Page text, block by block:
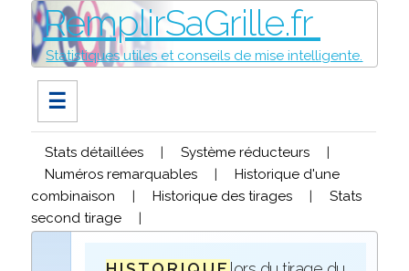
RemplirSaGrille.fr
Statistiques utiles et conseils de mise intelligente.
☰
Stats détaillées | Système réducteurs
|
Numéros remarquables
|
Historique d'une
combinaison
| Historique des tirages |
Stats
second tirage
|